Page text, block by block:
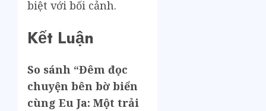
biệt với bối cảnh.
Kết Luận
So sánh “Đêm đọc
chuyện bên bờ biển
cùng Eu Ja: Một trải